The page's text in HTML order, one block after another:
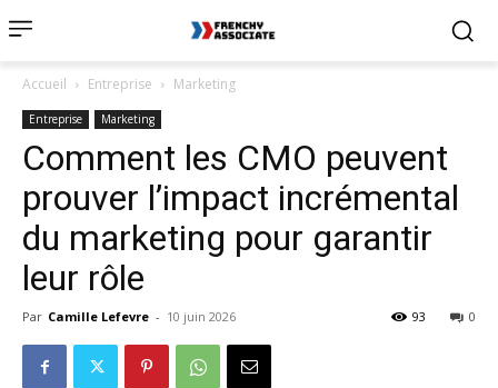
Accueil Entreprise Marketing
Entreprise Marketing
Comment les CMO peuvent
prouver l’impact incrémental
du marketing pour garantir
leur rôle
Par Camille Lefevre - 10 juin 2026 0
93